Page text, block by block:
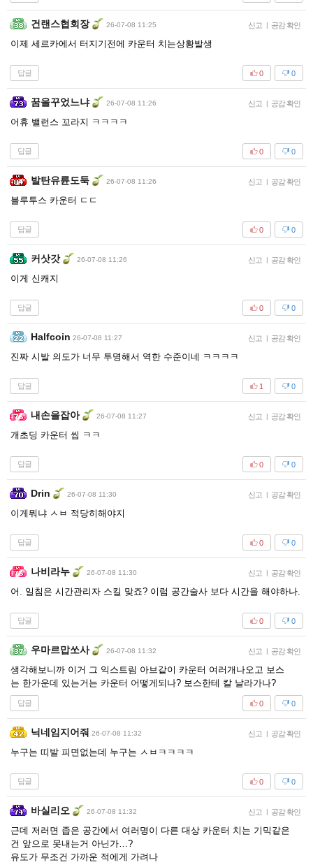
건랜스협회장 26-07-08 11:25 신고 공감 확인
이제 세르카에서 터지기전에 카운터 치는상황발생
답글 0
0
꿈을꾸었느냐 26-07-08 11:26 신고 공감 확인
어휴 밸런스 꼬라지 ㅋㅋㅋㅋ
답글 0
0
발탄유륜도둑 26-07-08 11:26 신고 공감 확인
블루투스 카운터 ㄷㄷ
답글 0
0
커삿갓 26-07-08 11:26 신고 공감 확인
이게 신캐지
답글 0
0
Halfcoin 26-07-08 11:27 신고 공감 확인
진짜 시발 의도가 너무 투명해서 역한 수준이네 ㅋㅋㅋㅋ
답글 0
1
내손을잡아 26-07-08 11:27 신고 공감 확인
개초딩 카운터 씹 ㅋㅋ
답글 0
0
Drin 26-07-08 11:30 신고 공감 확인
이게뭐냐 ㅅㅂ 적당히해야지
답글 0
0
나비라누 26-07-08 11:30 신고 공감 확인
어. 일침은 시간관리자 스킬 맞죠? 이럼 공간술사 보다 시간을 해야하나.
답글 0
0
우마르맙쏘사 26-07-08 11:32 신고 공감 확인
생각해보니까 이거 그 익스트림 아브같이 카운터 여러개나오고 보스
는 한가운데 있는거는 카운터 어떻게되나? 보스한테 칼 날라가나?
답글 0
0
닉네임지어줘 26-07-08 11:32 신고 공감 확인
누구는 띠발 피면없는데 누구는 ㅅㅂㅋㅋㅋㅋ
답글 0
0
바실리오 26-07-08 11:32 신고 공감 확인
근데 저러면 좁은 공간에서 여러명이 다른 대상 카운터 치는 기믹같은
건 앞으로 못내는거 아닌가…?
유도가 무조건 가까운 적에게 가려나